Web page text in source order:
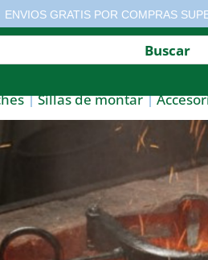
ENVIOS GRATIS POR COMPRAS
Sillas de montar